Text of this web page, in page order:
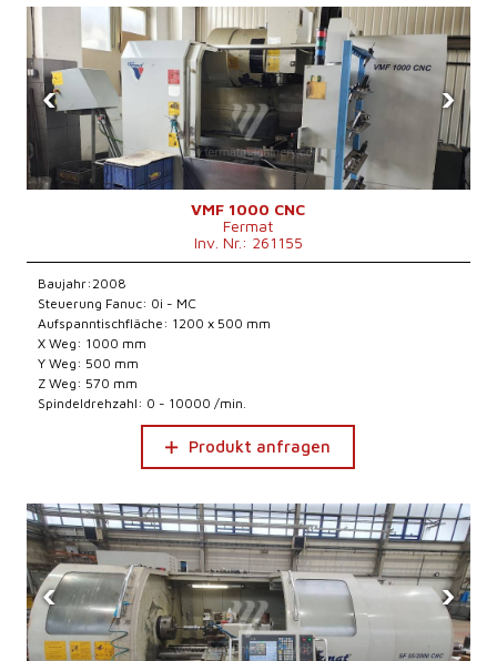
‹ ›
VMF 1000 CNC
Fermat
Inv. Nr.: 261155
Baujahr:2008
Steuerung Fanuc: 0i - MC
Aufspanntischfläche: 1200 x 500 mm
X Weg: 1000 mm
Y Weg: 500 mm
Z Weg: 570 mm
Spindeldrehzahl: 0 - 10000 /min.
Produkt anfragen
‹ ›